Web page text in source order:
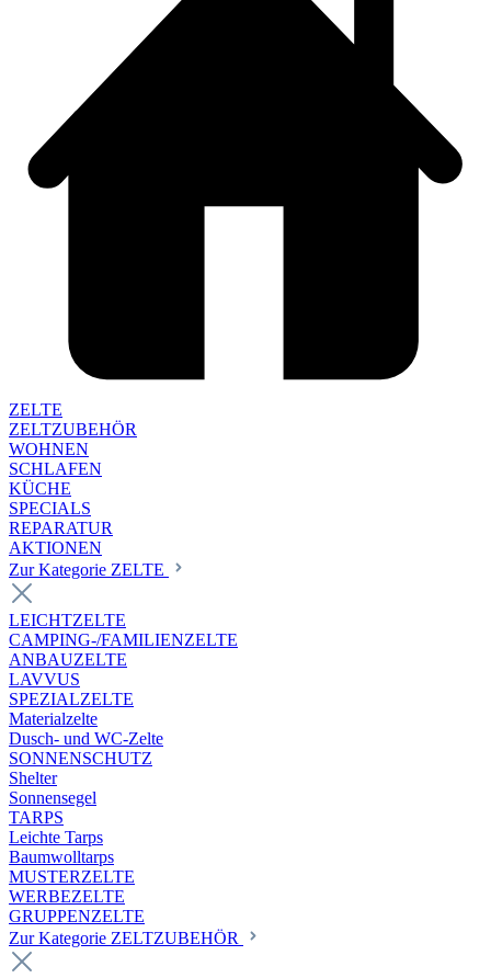
ZELTE
ZELTZUBEHÖR
WOHNEN
SCHLAFEN
KÜCHE
SPECIALS
REPARATUR
AKTIONEN
Zur Kategorie ZELTE
LEICHTZELTE
CAMPING-/FAMILIENZELTE
ANBAUZELTE
LAVVUS
SPEZIALZELTE
Materialzelte
Dusch- und WC-Zelte
SONNENSCHUTZ
Shelter
Sonnensegel
TARPS
Leichte Tarps
Baumwolltarps
MUSTERZELTE
WERBEZELTE
GRUPPENZELTE
Zur Kategorie ZELTZUBEHÖR